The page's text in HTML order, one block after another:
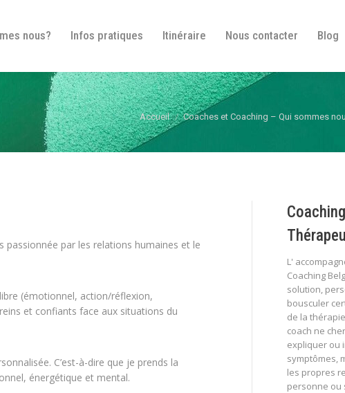
nous? Infos pratiques Itinéraire Nous contacter Blog
Vous êtes ici :
Accueil Coaches et Coaching – Qui sommes
passionnée par les relations humaines et le
(émotionnel, action/réflexion,
et confiants face aux situations du
C’est-à-dire que je prends la
énergétique et mental.
Coaching
L'
Coaching
solution,
bousculer
de la
coach ne
expliquer ou
symptômes,
les propres
personne ou